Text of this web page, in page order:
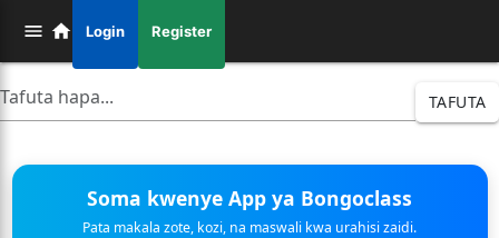
Login Register
TAFUTA
Soma kwenye App ya Bongoclass
Pata makala zote, kozi, na maswali kwa urahisi zaidi.